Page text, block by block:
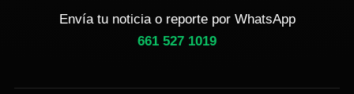
Envía tu noticia o reporte por WhatsApp
661 527 1019